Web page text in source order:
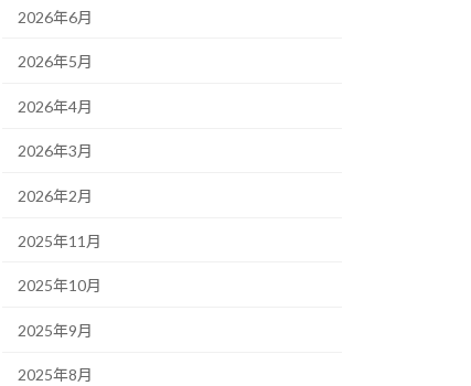
2026年6月
2026年5月
2026年4月
2026年3月
2026年2月
2025年11月
2025年10月
2025年9月
2025年8月